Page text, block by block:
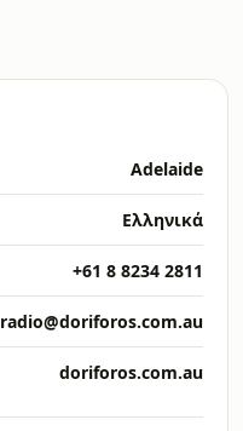
Adelaide
Ελληνικά
+61 8 8234 2811
radio@doriforos.com.au
doriforos.com.au